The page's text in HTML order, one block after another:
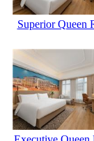
Superior Queen